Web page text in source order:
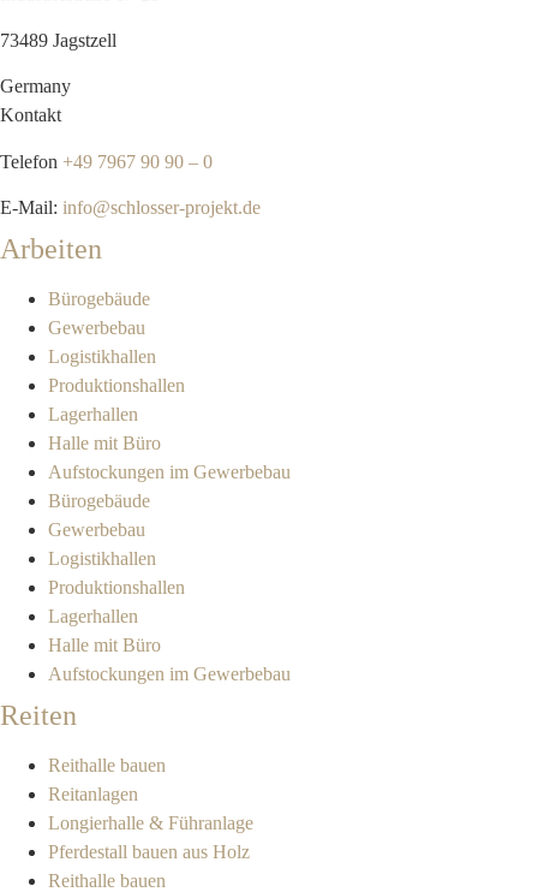
73489 Jagstzell
Germany
Kontakt
Telefon +49 7967 90 90 – 0
E-Mail: info@schlosser-projekt.de
Arbeiten
Bürogebäude
Gewerbebau
Logistikhallen
Produktionshallen
Lagerhallen
Halle mit Büro
Aufstockungen im Gewerbebau
Bürogebäude
Gewerbebau
Logistikhallen
Produktionshallen
Lagerhallen
Halle mit Büro
Aufstockungen im Gewerbebau
Reiten
Reithalle bauen
Reitanlagen
Longierhalle & Führanlage
Pferdestall bauen aus Holz
Reithalle bauen